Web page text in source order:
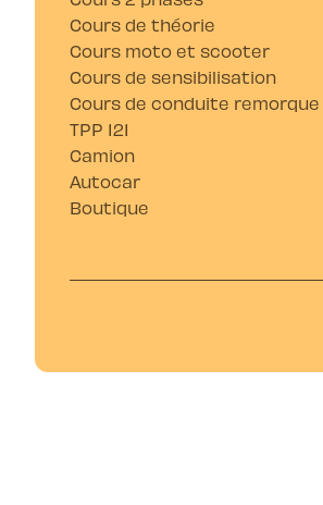
Cours de théorie
Cours moto et scooter
Cours de sensibilisation
Cours de conduite remorque
TPP 121
Camion
Autocar
Boutique